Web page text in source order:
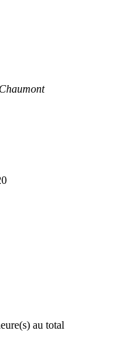
au total